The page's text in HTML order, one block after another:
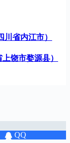
省内江市）
饶市婺源县）
QQ